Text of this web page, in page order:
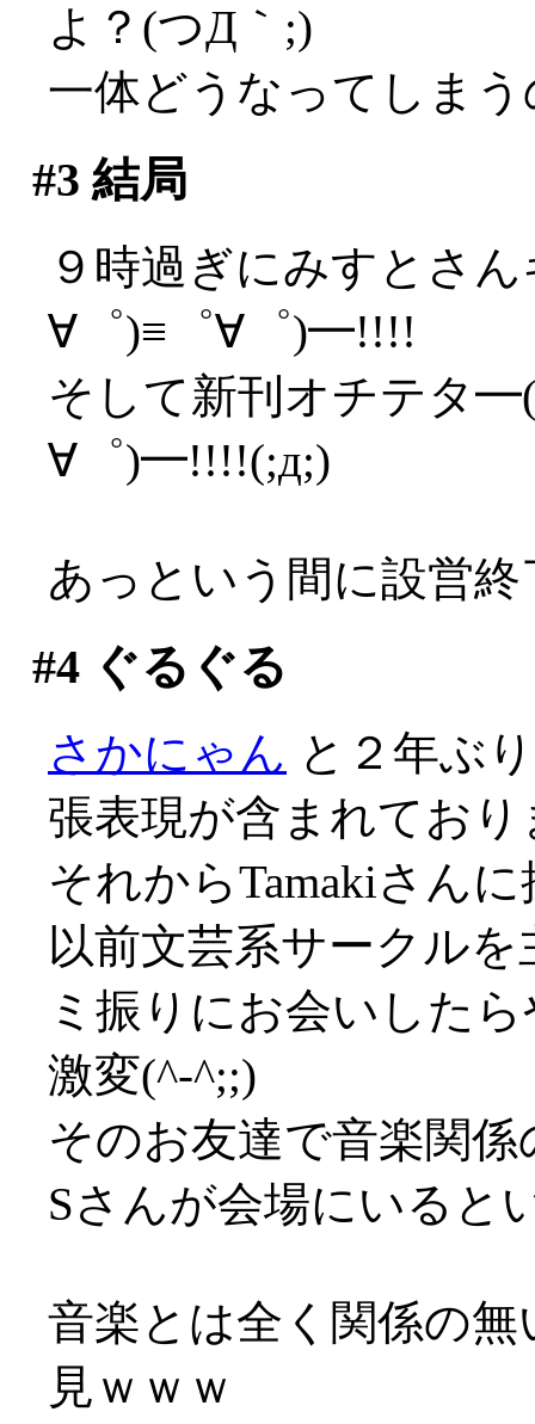
よ？(つД｀;)
一体どうなってしま
#3 結局
９時過ぎにみすとさ
∀゜)≡゜∀゜)━!!!!
そして新刊オチテタ
∀゜)━!!!!(;д;)
あっという間に設営終
#4ぐるぐる
さかにゃん と２年ぶ
張表現が含まれており
それからTamakiさん
以前文芸系サークル
ミ振りにお会いした
激変(^-^;;)
そのお友達で音楽関
Sさんが会場にいると
音楽とは全く関係の
見ｗｗｗ